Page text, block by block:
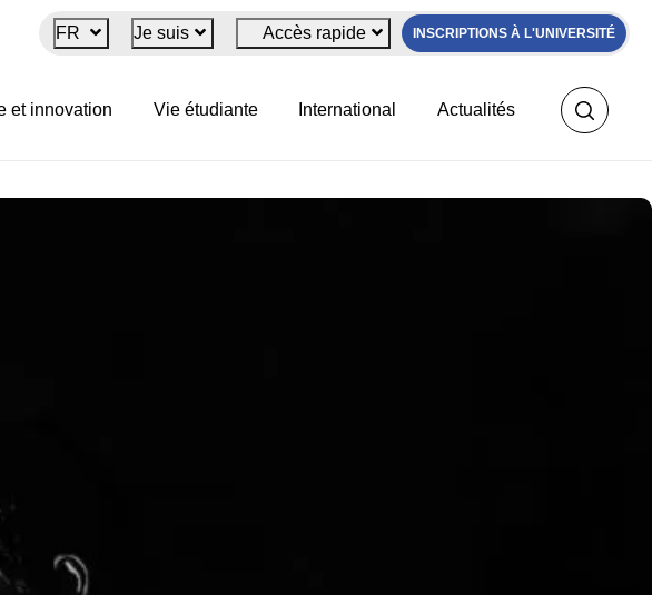
FR Je suis Accès rapide INSCRIPTIONS À L'UNIVERSITÉ
et innovation Vie étudiante International Actualités